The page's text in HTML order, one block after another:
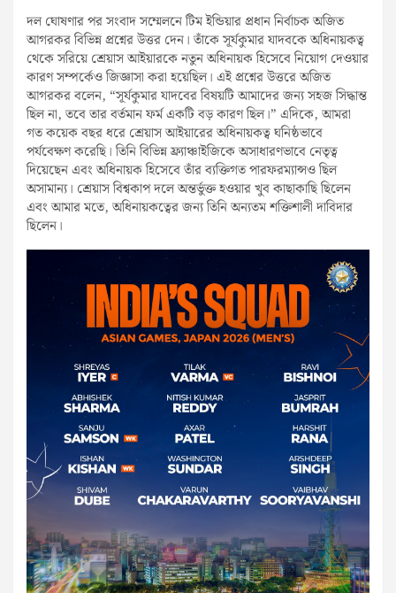
দল ঘোষণার পর সংবাদ সম্মেলনে টিম ইন্ডিয়ার প্রধান নির্বাচক অজিত
আগরকর বিভিন্ন প্রশ্নের উত্তর দেন। তাঁকে সূর্যকুমার যাদবকে অধিনায়কত্ব
থেকে সরিয়ে শ্রেয়াস আইয়ারকে নতুন অধিনায়ক হিসেবে নিয়োগ দেওয়ার
কারণ সম্পর্কেও জিজ্ঞাসা করা হয়েছিল। এই প্রশ্নের উত্তরে অজিত
আগরকর বলেন, “সূর্যকুমার যাদবের বিষয়টি আমাদের জন্য সহজ সিদ্ধান্ত
ছিল না, তবে তার বর্তমান ফর্ম একটি বড় কারণ ছিল।” এদিকে, আমরা
গত কয়েক বছর ধরে শ্রেয়াস আইয়ারের অধিনায়কত্ব ঘনিষ্ঠভাবে
পর্যবেক্ষণ করেছি। তিনি বিভিন্ন ফ্র্যাঞ্চাইজিকে অসাধারণভাবে নেতৃত্ব
দিয়েছেন এবং অধিনায়ক হিসেবে তাঁর ব্যক্তিগত পারফরম্যান্সও ছিল
অসামান্য। শ্রেয়াস বিশ্বকাপ দলে অন্তর্ভুক্ত হওয়ার খুব কাছাকাছি ছিলেন
এবং আমার মতে, অধিনায়কত্বের জন্য তিনি অন্যতম শক্তিশালী দাবিদার
ছিলেন।